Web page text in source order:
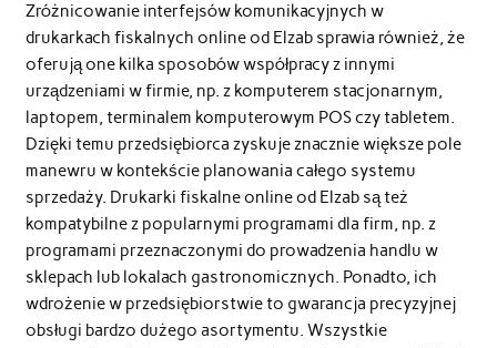
Zróżnicowanie interfejsów komunikacyjnych w
drukarkach fiskalnych online od Elzab sprawia również, że
oferują one kilka sposobów współpracy z innymi
urządzeniami w firmie, np. z komputerem stacjonarnym,
laptopem, terminalem komputerowym POS czy tabletem.
Dzięki temu przedsiębiorca zyskuje znacznie większe pole
manewru w kontekście planowania całego systemu
sprzedaży. Drukarki fiskalne online od Elzab są też
kompatybilne z popularnymi programami dla firm, np. z
programami przeznaczonymi do prowadzenia handlu w
sklepach lub lokalach gastronomicznych. Ponadto, ich
wdrożenie w przedsiębiorstwie to gwarancja precyzyjnej
obsługi bardzo dużego asortymentu. Wszystkie